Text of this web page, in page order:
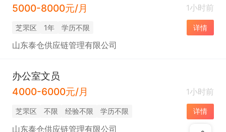
5000-8000元/月
1小时前
芝罘区 1年 学历不限 详情
山东泰仓供应链管理有限公司
办公室文员
4000-6000元/月
1小时前
芝罘区 不限 经验不限 学历不限 详情
山东泰仓供应链管理有限公司